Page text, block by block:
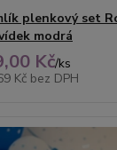
plenkový set
modrá
Kč/ks
Kč bez DPH